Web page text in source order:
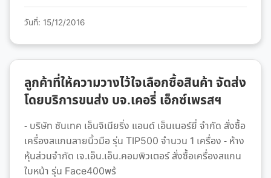
วันที่: 15/12/2016
ลูกค้าที่ให้ความวางไว้ใจเลือกซื้อสินค้า จัดส่ง
โดยบริการขนส่ง บจ.เคอรี่ เอ็กซ์เพรสฯ
- บริษัท ซันเทค เอ็นจิเนียริ่ง แอนด์ เอ็นเนอร์ยี่ จำกัด สั่งซื้อ
เครื่องสแกนลายนิ้วมือ รุ่น TIP500 จำนวน 1 เครื่อง - ห้าง
หุ้นส่วนจำกัด เจ.เอ็น.เอ็น.คอมพิวเตอร์ สั่งซื้อเครื่องสแกน
ใบหน้า รุ่น Face400พร้